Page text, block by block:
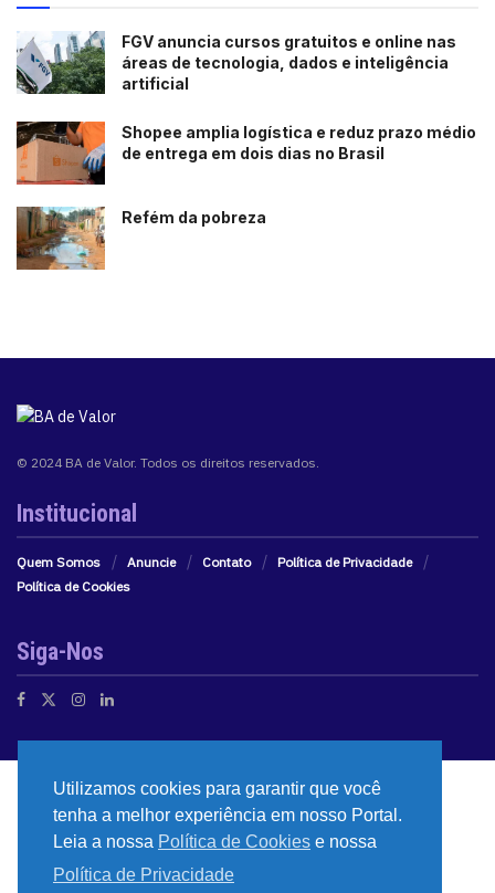
FGV anuncia cursos gratuitos e online nas
áreas de tecnologia, dados e inteligência
artificial
Shopee amplia logística e reduz prazo médio
de entrega em dois dias no Brasil
Refém da pobreza
© 2024 BA de Valor. Todos os direitos reservados.
Institucional
Quem Somos Anuncie Contato
Política de Privacidade
Política de Cookies
Siga-Nos
Utilizamos cookies para garantir que você
tenha a melhor experiência em nosso Portal.
Leia a nossa Política de Cookies e nossa
Política de Privacidade